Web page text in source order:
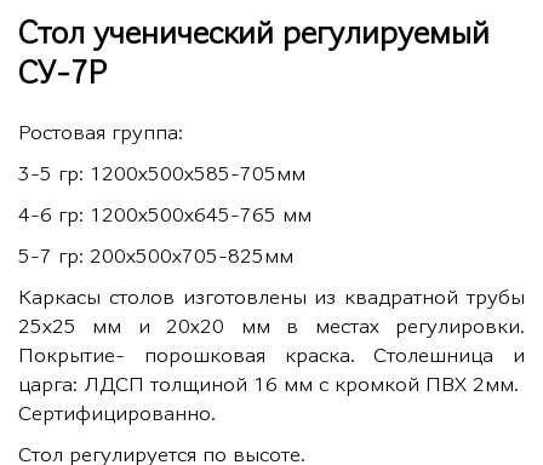
Стол ученический регулируемый
СУ-7Р
Ростовая группа:
3-5 гр: 1200х500х585-705мм
4-6 гр: 1200х500х645-765 мм
5-7 гр: 200х500х705-825мм
Каркасы столов изготовлены из квадратной трубы
25х25 мм и 20х20 мм в местах регулировки.
Покрытие- порошковая краска. Столешница и
царга: ЛДСП толщиной 16 мм с кромкой ПВХ 2мм.
Сертифицированно.
Стол регулируется по высоте.